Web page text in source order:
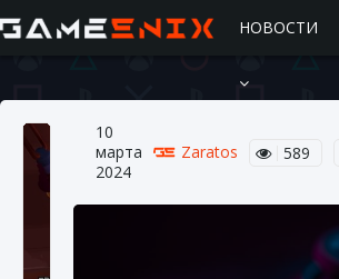
НОВОСТИ
10
марта
2024
Zaratos 589